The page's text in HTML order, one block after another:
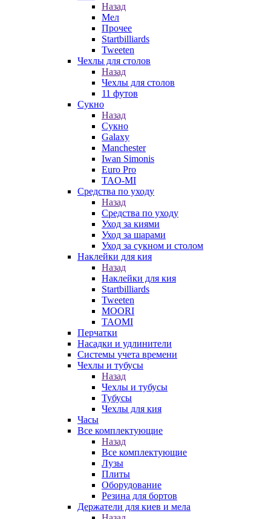
Назад
Мел
Прочее
Startbilliards
Tweeten
Чехлы для столов
Назад
Чехлы для столов
11 футов
Сукно
Назад
Сукно
Galaxy
Manchester
Iwan Simonis
Euro Pro
TAO-MI
Средства по уходу
Назад
Средства по уходу
Уход за киями
Уход за шарами
Уход за сукном и столом
Наклейки для кия
Назад
Наклейки для кия
Startbilliards
Tweeten
MOORI
TAOMI
Перчатки
Насадки и удлинители
Системы учета времени
Чехлы и тубусы
Назад
Чехлы и тубусы
Тубусы
Чехлы для кия
Часы
Все комплектующие
Назад
Все комплектующие
Лузы
Плиты
Оборудование
Резина для бортов
Держатели для киев и мела